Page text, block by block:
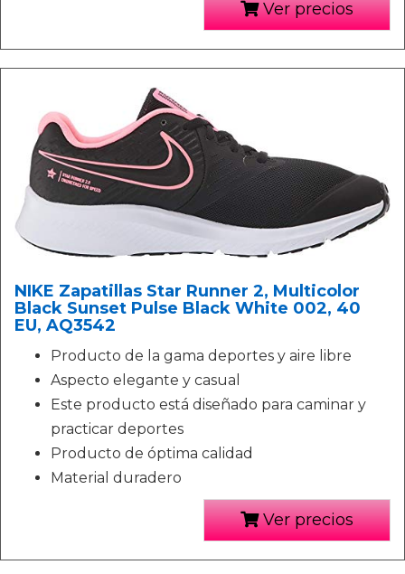
Ver precios
NIKE Zapatillas Star Runner 2, Multicolor
Black Sunset Pulse Black White 002, 40
EU, AQ3542
Producto de la gama deportes y aire libre
Aspecto elegante y casual
Este producto está diseñado para caminar y
practicar deportes
Producto de óptima calidad
Material duradero
Ver precios